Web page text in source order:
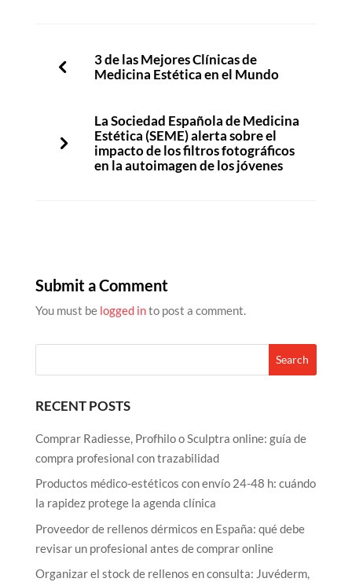
3 de las Mejores Clínicas de
Medicina Estética en el Mundo
La Sociedad Española de Medicina
Estética (SEME) alerta sobre el
impacto de los filtros fotográficos
en la autoimagen de los jóvenes
Submit a Comment
You must be logged into post a comment.
RECENT POSTS
Comprar Radiesse, Profhilo o Sculptra online: guía de
compra profesional con trazabilidad
Productos médico-estéticos con envío 24-48 h: cuándo
la rapidez protege la agenda clínica
Proveedor de rellenos dérmicos en España: qué debe
revisar un profesional antes de comprar online
Organizar el stock de rellenos en consulta: Juvéderm,